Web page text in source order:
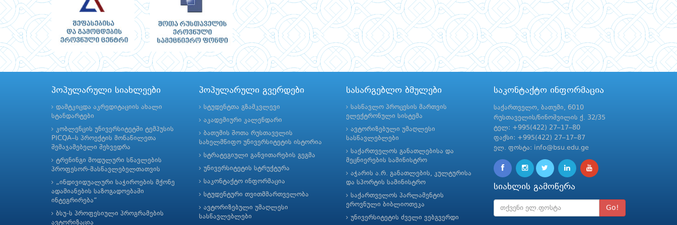
პოპულარული სიახლეები
დამტკიცდა აკრედიტაციის ახალი
სტანდარტები
კობლენცის უნივერსიტეტში ტემპუსის
PICQA–ს პროექტის მონაწილეთა
შემაჯამებელი შეხვედრა
ტრენინგი მოდულური სწავლების
პროფესორ-მასწავლებელთათვის
„ინდივიდუალური საჭიროების მქონე
ადამიანების საზოგადოებაში
ინტეგრირება“
ბსუ-ს პროფესიული პროგრამების
ავტორიზაცია
პოპულარული გვერდები
სტუდენტთა გზამკვლევი
აკადემიური კალენდარი
ბათუმის შოთა რუსთაველის
სახელმწიფო უნივერსიტეტის ისტორია
სტრატეგიული განვითარების გეგმა
უნივერსიტეტის სტრუქტურა
საკონტაქტო ინფორმაცია
სტუდენტური თვითმმართველობა
ავტორიზებული უმაღლესი
სასწავლებლები
სასარგებლო ბმულები
სასწავლო პროცესის მართვის
ელექტრონული სისტემა
ავტორიზებული უმაღლესი
სასწავლებლები
საქართველოს განათლებისა და
მეცნიერების სამინისტრო
აჭარის ა.რ. განათლების, კულტურისა
და სპორტის სამინისტრო
საქართველოს პარლამენტის
ეროვნული ბიბლიოთეკა
უნივერსიტეტის ძველი ვებგვერდი
საკონტაქტო ინფორმაცია
საქართველო, ბათუმი, 6010
რუსთაველის/ნინოშვილის ქ. 32/35
ტელ: +995(422) 27–17–80
ფაქსი: +995(422) 27–17–87
ელ. ფოსტა: info@bsu.edu.ge
სიახლის გამოწერა
Go!